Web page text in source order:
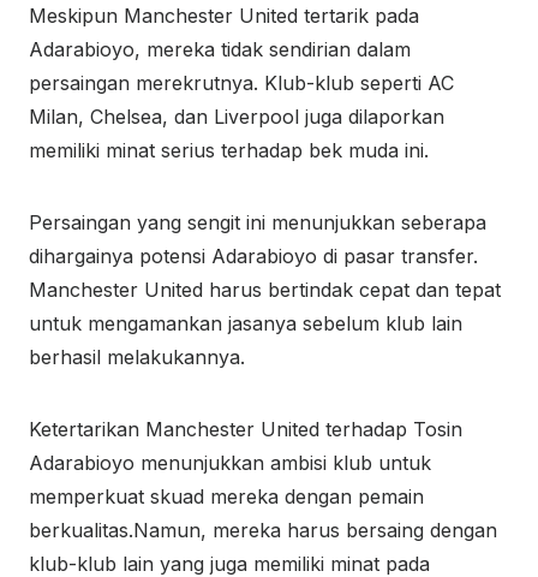
Meskipun Manchester United tertarik pada
Adarabioyo, mereka tidak sendirian dalam
persaingan merekrutnya. Klub-klub seperti AC
Milan, Chelsea, dan Liverpool juga dilaporkan
memiliki minat serius terhadap bek muda ini.
Persaingan yang sengit ini menunjukkan seberapa
dihargainya potensi Adarabioyo di pasar transfer.
Manchester United harus bertindak cepat dan tepat
untuk mengamankan jasanya sebelum klub lain
berhasil melakukannya.
Ketertarikan Manchester United terhadap Tosin
Adarabioyo menunjukkan ambisi klub untuk
memperkuat skuad mereka dengan pemain
berkualitas.Namun, mereka harus bersaing dengan
klub-klub lain yang juga memiliki minat pada